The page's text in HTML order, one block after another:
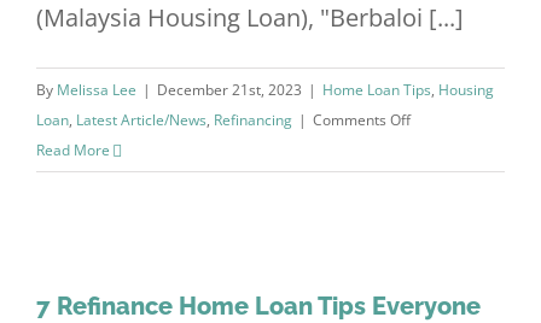
(Malaysia Housing Loan), "Berbaloi [...]
By Melissa Lee | December 21st, 2023 | Home Loan Tips, Housing
Loan, Latest Article/News, Refinancing | Comments Offon
Baca:
Rumah
Read More
7 Refinance Home Loan Tips Everyone